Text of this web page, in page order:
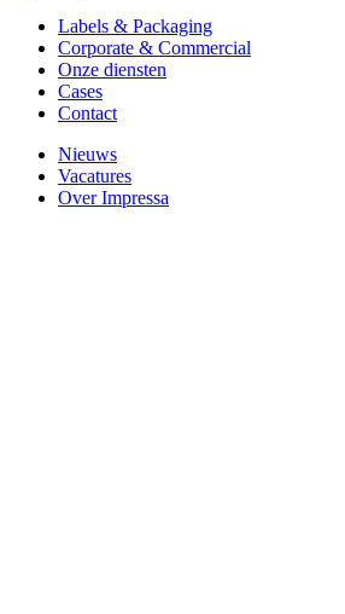
Labels & Packaging
Corporate & Commercial
Onze diensten
Cases
Contact
Nieuws
Vacatures
Over Impressa